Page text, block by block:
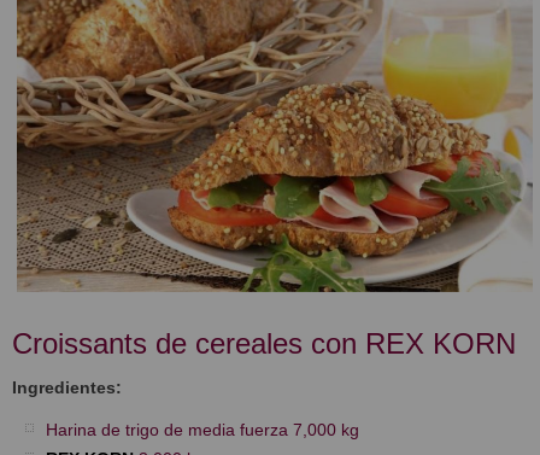
Croissants de cereales con REX KORN
Ingredientes:
Harina de trigo de media fuerza 7,000 kg